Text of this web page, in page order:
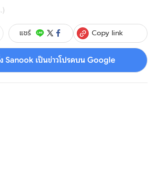
แชร์ Copy link
Sanook เป็นข่าวโปรดบน Google